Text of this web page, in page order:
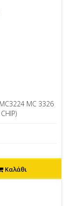
MC 3326
Καλάθι